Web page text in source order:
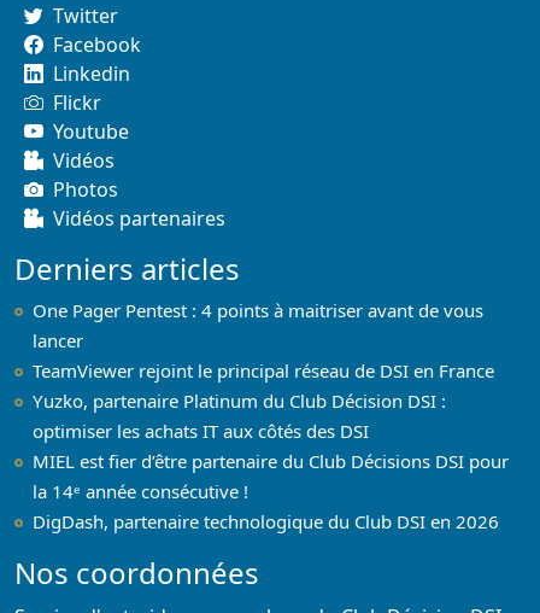
Twitter
Facebook
Linkedin
Flickr
Youtube
Vidéos
Photos
Vidéos partenaires
Derniers articles
One Pager Pentest : 4 points à maitriser avant de vous
lancer
TeamViewer rejoint le principal réseau de DSI en France
Yuzko, partenaire Platinum du Club Décision DSI :
optimiser les achats IT aux côtés des DSI
MIEL est fier d’être partenaire du Club Décisions DSI pour
la 14ᵉ année consécutive !
DigDash, partenaire technologique du Club DSI en 2026
Nos coordonnées